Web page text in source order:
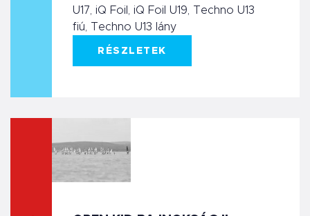
U17, iQ Foil, iQ Foil U19, Techno U13
fiú, Techno U13 lány
RÉSZLETEK